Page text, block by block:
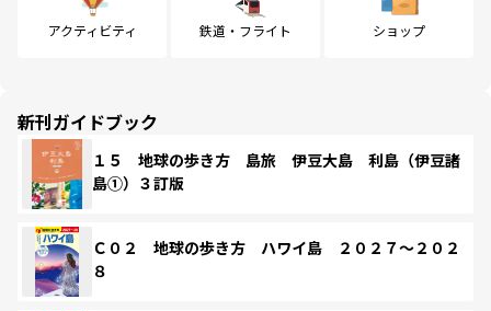
アクティビティ 鉄道・フライト ショップ
新刊ガイドブック
１５ 地球の歩き方 島旅 伊豆大島 利島（伊豆諸
島①）３訂版
Ｃ０２ 地球の歩き方 ハワイ島 ２０２７～２０２
８